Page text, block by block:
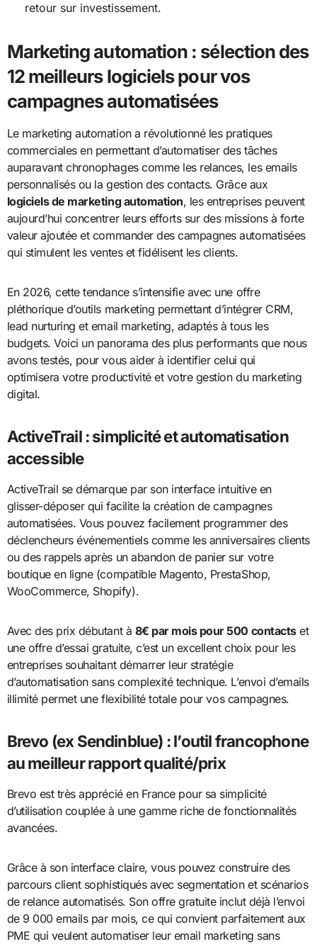
retour sur investissement.
Marketing automation : sélection des
12 meilleurs logiciels pour vos
campagnes automatisées
Le marketing automation a révolutionné les pratiques
commerciales en permettant d’automatiser des tâches
auparavant chronophages comme les relances, les emails
personnalisés ou la gestion des contacts. Grâce aux
logiciels de marketing automation, les entreprises peuvent
aujourd’hui concentrer leurs efforts sur des missions à forte
valeur ajoutée et commander des campagnes automatisées
qui stimulent les ventes et fidélisent les clients.
En 2026, cette tendance s’intensifie avec une offre
pléthorique d’outils marketing permettant d’intégrer CRM,
lead nurturing et email marketing, adaptés à tous les
budgets. Voici un panorama des plus performants que nous
avons testés, pour vous aider à identifier celui qui
optimisera votre productivité et votre gestion du marketing
digital.
ActiveTrail : simplicité et automatisation
accessible
ActiveTrail se démarque par son interface intuitive en
glisser-déposer qui facilite la création de campagnes
automatisées. Vous pouvez facilement programmer des
déclencheurs événementiels comme les anniversaires clients
ou des rappels après un abandon de panier sur votre
boutique en ligne (compatible Magento, PrestaShop,
WooCommerce, Shopify).
Avec des prix débutant à 8€ par mois pour 500 contactset
une offre d’essai gratuite, c’est un excellent choix pour les
entreprises souhaitant démarrer leur stratégie
d’automatisation sans complexité technique. L’envoi d’emails
illimité permet une flexibilité totale pour vos campagnes.
Brevo (ex Sendinblue) : l’outil francophone
au meilleur rapport qualité/prix
Brevo est très apprécié en France pour sa simplicité
d’utilisation couplée à une gamme riche de fonctionnalités
avancées.
Grâce à son interface claire, vous pouvez construire des
parcours client sophistiqués avec segmentation et scénarios
de relance automatisés. Son offre gratuite inclut déjà l’envoi
de 9 000 emails par mois, ce qui convient parfaitement aux
PME qui veulent automatiser leur email marketing sans